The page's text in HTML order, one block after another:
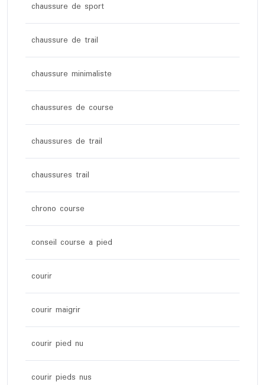
chaussure de sport
chaussure de trail
chaussure minimaliste
chaussures de course
chaussures de trail
chaussures trail
chrono course
conseil course a pied
courir
courir maigrir
courir pied nu
courir pieds nus